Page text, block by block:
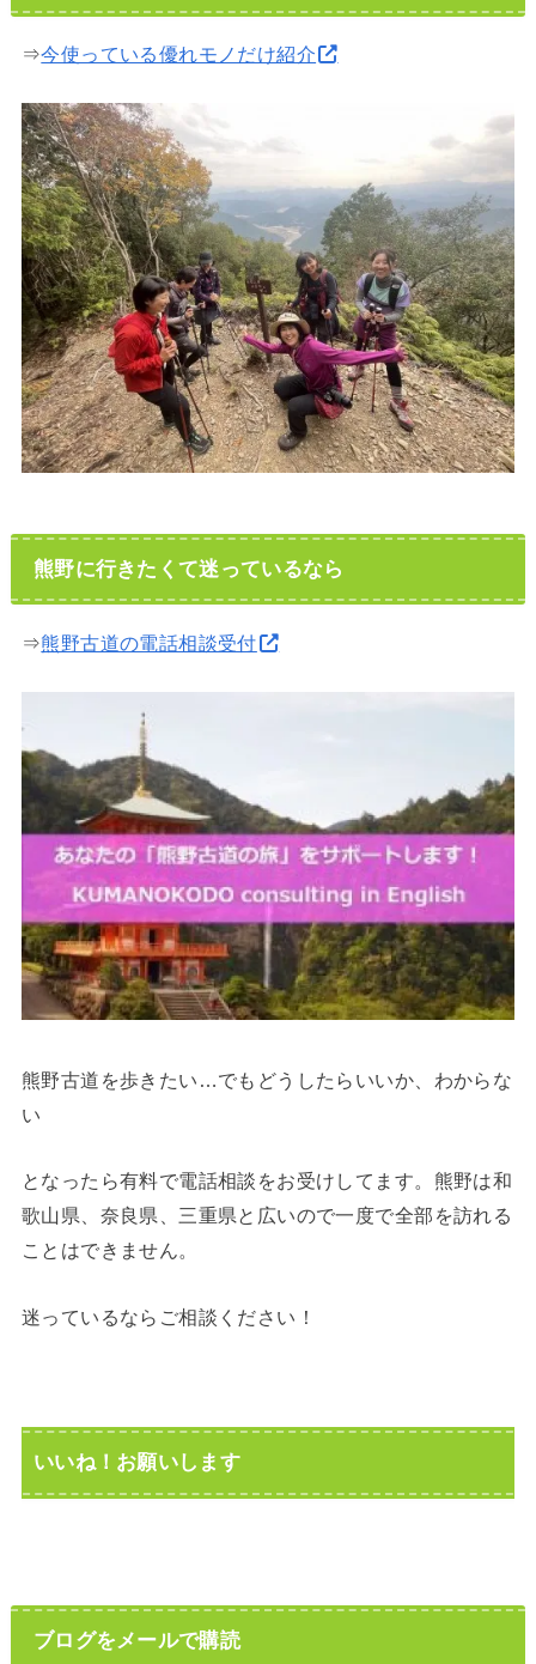
⇒今使っている優れモノだけ紹介
熊野に行きたくて迷っているなら
⇒熊野古道の電話相談受付
熊野古道を歩きたい…でもどうしたらいいか、わからな
い
となったら有料で電話相談をお受けしてます。熊野は和
歌山県、奈良県、三重県と広いので一度で全部を訪れる
ことはできません。
迷っているならご相談ください！
いいね！お願いします
ブログをメールで購読